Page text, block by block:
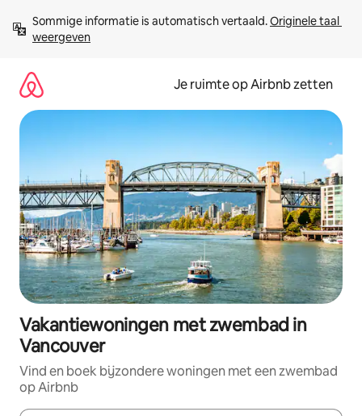
direct
naar
Sommige informatie is automatisch vertaald. Originele taal
weergeven
Je ruimte op Airbnb zetten
Vakantiewoningen met zwembad in
Vancouver
Vind en boek bijzondere woningen met een zwembad
op Airbnb